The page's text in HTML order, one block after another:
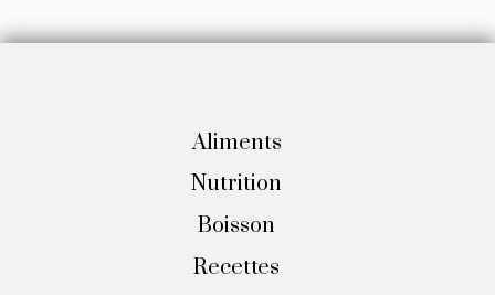
Aliments
Nutrition
Boisson
Recettes